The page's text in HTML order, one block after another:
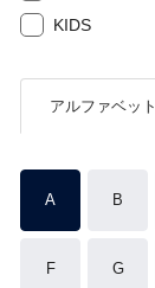
KIDS
アルファベット
A B
F G